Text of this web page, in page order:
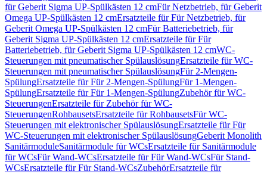
für Geberit Sigma UP-Spülkästen 12 cmFür Netzbetrieb, für Geberit
Omega UP-Spülkästen 12 cmErsatzteile für Für Netzbetrieb, für
Geberit Omega UP-Spülkästen 12 cmFür Batteriebetrieb, für
Geberit Sigma UP-Spülkästen 12 cmErsatzteile für Für
Batteriebetrieb, für Geberit Sigma UP-Spülkästen 12 cmWC-
Steuerungen mit pneumatischer SpülauslösungErsatzteile für WC-
Steuerungen mit pneumatischer SpülauslösungFür 2-Mengen-
SpülungErsatzteile für Für 2-Mengen-SpülungFür 1-Mengen-
SpülungErsatzteile für Für 1-Mengen-SpülungZubehör für WC-
SteuerungenErsatzteile für Zubehör für WC-
SteuerungenRohbausetsErsatzteile für RohbausetsFür WC-
Steuerungen mit elektronischer SpülauslösungErsatzteile für Für
WC-Steuerungen mit elektronischer SpülauslösungGeberit Monolith
SanitärmoduleSanitärmodule für WCsErsatzteile für Sanitärmodule
für WCsFür Wand-WCsErsatzteile für Für Wand-WCsFür Stand-
WCsErsatzteile für Für Stand-WCsZubehörErsatzteile für